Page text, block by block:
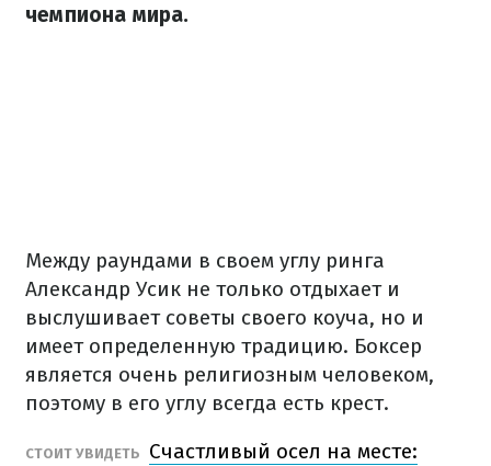
чемпиона мира.
Между раундами в своем углу ринга
Александр Усик не только отдыхает и
выслушивает советы своего коуча, но и
имеет определенную традицию. Боксер
является очень религиозным человеком,
поэтому в его углу всегда есть крест.
СТОИТ УВИДЕТЬ
Счастливый осел на месте: